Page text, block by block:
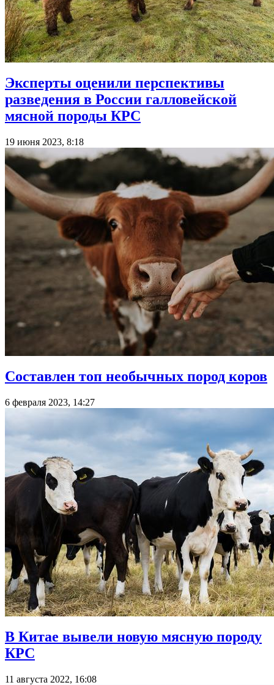
Эксперты оценили перспективы
разведения в России галловейской
мясной породы КРС
19 июня 2023, 8:18
Составлен топ необычных пород коров
6 февраля 2023, 14:27
В Китае вывели новую мясную породу
КРС
11 августа 2022, 16:08